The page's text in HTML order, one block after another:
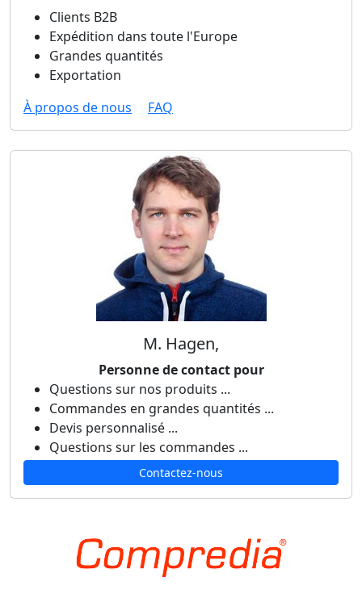
Clients B2B
Expédition dans toute l'Europe
Grandes quantités
Exportation
À propos de nous
FAQ
M. Hagen,
Personne de contact pour
Questions sur nos produits ...
Commandes en grandes quantités ...
Devis personnalisé ...
Questions sur les commandes ...
Contactez-nous